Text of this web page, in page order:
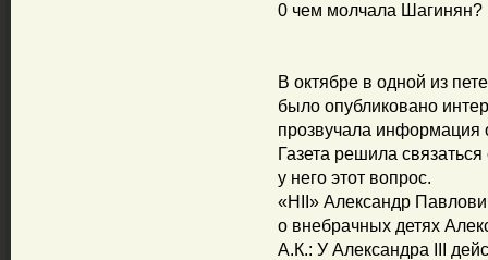
0 чем молчала Шагинян?
В октябре в одной из
было опубликовано
прозвучала информация
Газета решила
у него этот вопрос.
«НII» Александр
о внебрачных детях
А.К.: У Александра III